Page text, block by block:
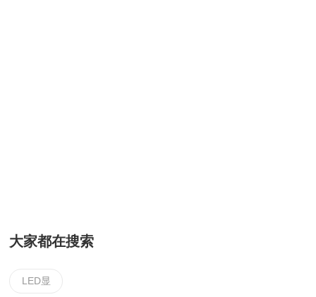
大家都在搜索
LED显